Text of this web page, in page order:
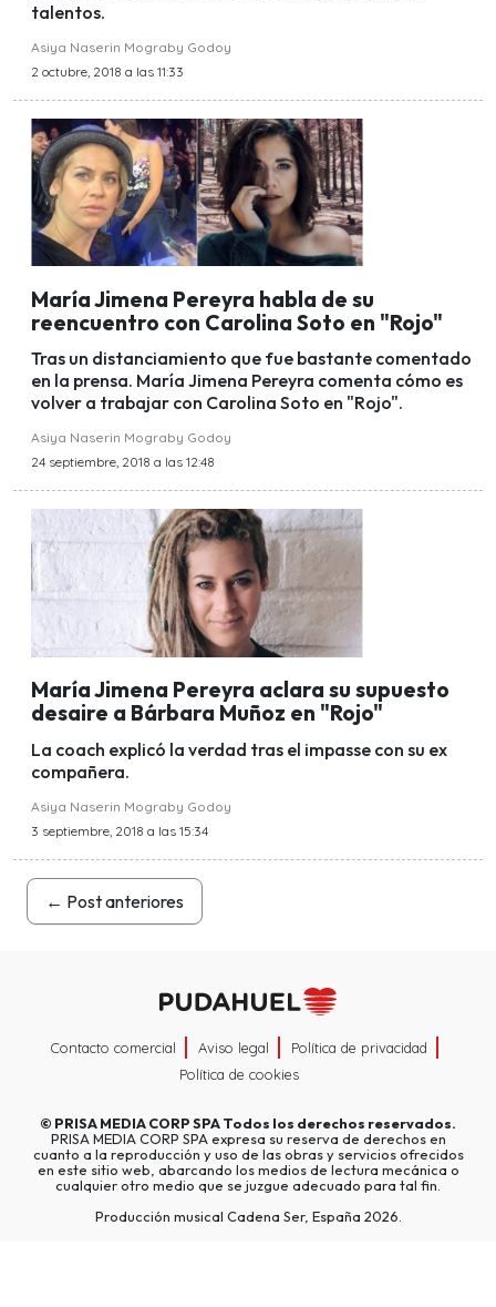
talentos.
Asiya Naserin Mograby Godoy
2 octubre, 2018 a las 11:33
María Jimena Pereyra habla de su
reencuentro con Carolina Soto en "Rojo"
Tras un distanciamiento que fue bastante comentado
en la prensa. María Jimena Pereyra comenta cómo es
volver a trabajar con Carolina Soto en "Rojo".
Asiya Naserin Mograby Godoy
24 septiembre, 2018 a las 12:48
María Jimena Pereyra aclara su supuesto
desaire a Bárbara Muñoz en "Rojo"
La coach explicó la verdad tras el impasse con su ex
compañera.
Asiya Naserin Mograby Godoy
3 septiembre, 2018 a las 15:34
← Post anteriores
Contacto comercial Aviso legal
Política de privacidad
Política de cookies
© PRISA MEDIA CORP SPATodos los derechos reservados.
PRISA MEDIA CORP SPA expresa su reserva de derechos en
cuanto a la reproducción y uso de las obras y servicios ofrecidos
en este sitio web, abarcando los medios de lectura mecánica o
cualquier otro medio que se juzgue adecuado para tal fin.
Producción musical Cadena Ser, España 2026.